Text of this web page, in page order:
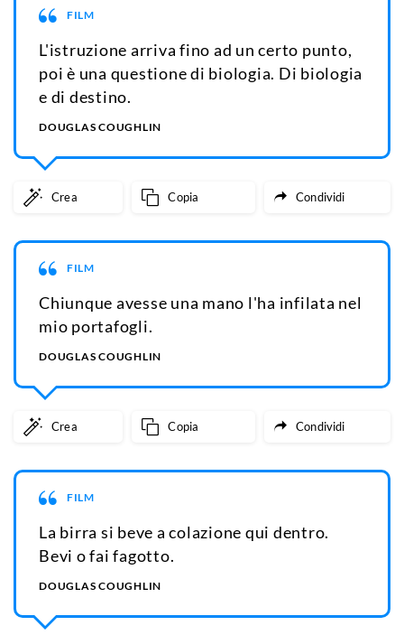
FILM
L'istruzione arriva fino ad un certo punto,
poi è una questione di biologia. Di biologia
e di destino.
DOUGLAS COUGHLIN
Crea Copia Condividi
FILM
Chiunque avesse una mano l'ha infilata nel
mio portafogli.
DOUGLAS COUGHLIN
Crea Copia Condividi
FILM
La birra si beve a colazione qui dentro.
Bevi o fai fagotto.
DOUGLAS COUGHLIN